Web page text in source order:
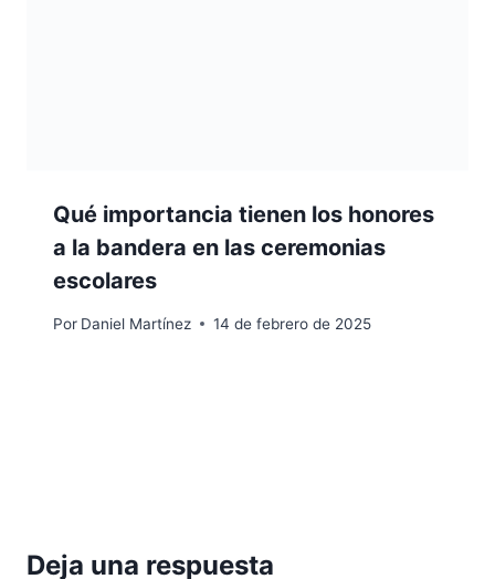
Qué importancia tienen los honores
a la bandera en las ceremonias
escolares
Por Daniel Martínez 14 de febrero de 2025
Deja una respuesta